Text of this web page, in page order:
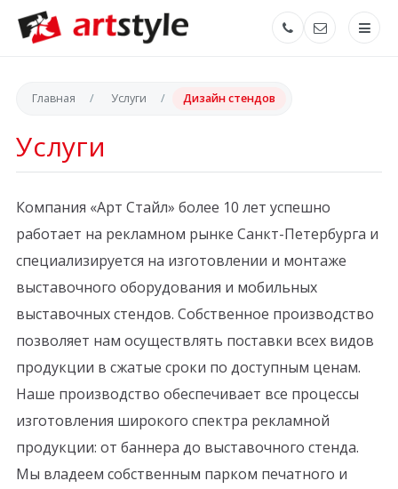
Главная Услуги Дизайн стендов
Услуги
Компания «Арт Стайл» более 10 лет успешно
работает на рекламном рынке Санкт-Петербурга и
специализируется на изготовлении и монтаже
выставочного оборудования и мобильных
выставочных стендов. Собственное производство
позволяет нам осуществлять поставки всех видов
продукции в сжатые сроки по доступным ценам.
Наше производство обеспечивает все процессы
изготовления широкого спектра рекламной
продукции: от баннера до выставочного стенда.
Мы владеем собственным парком печатного и